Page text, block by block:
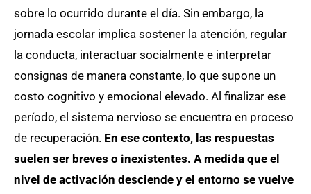
sobre lo ocurrido durante el día. Sin embargo, la
jornada escolar implica sostener la atención, regular
la conducta, interactuar socialmente e interpretar
consignas de manera constante, lo que supone un
costo cognitivo y emocional elevado. Al finalizar ese
período, el sistema nervioso se encuentra en proceso
de recuperación. En ese contexto, las respuestas
suelen ser breves o inexistentes. A medida que el
nivel de activación desciende y el entorno se vuelve